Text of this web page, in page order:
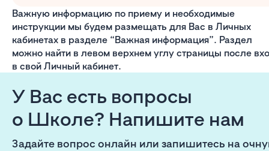
Важную информацию по приему и необходимые
инструкции мы будем размещать для Вас в Личных
кабинетах в разделе “Важная информация”. Раздел
можно найти в левом верхнем углу страницы после
в свой Личный кабинет.
У Вас есть вопросы
о Школе? Напишите нам
Задайте вопрос онлайн или запишитесь на